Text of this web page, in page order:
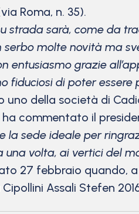
Roma, n. 35).
sarà, come da
molte novità ma
entusiasmo grazie
fiduciosi di poter
uno della società di
ha commentato il
la sede ideale per
volta, ai vertici del
27 febbraio quando,
Assali Stefen